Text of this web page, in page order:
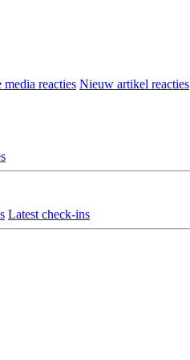
reacties Nieuw artikel reacties
Latest check-ins